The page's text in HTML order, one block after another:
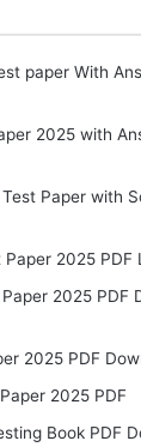
paper With
2025 with
Paper with
Paper 2025 PDF
2025 PDF
2025 PDF
2025 PDF
Book PDF